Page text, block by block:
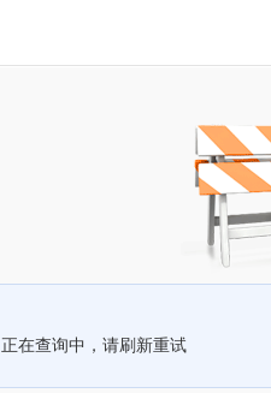
正在查询中，请刷新重试